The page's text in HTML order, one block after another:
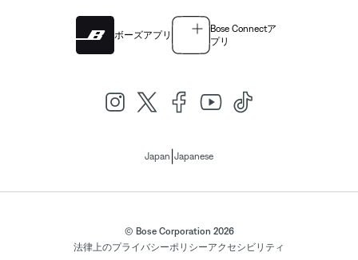
ボーズアプリ
Bose Connectア
プリ
Japan Japanese
© Bose Corporation 2026
法律上のプライバシーポリシーアクセシビリティ